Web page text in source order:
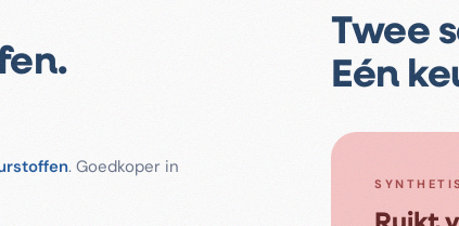
. Goedkoper in
Twee
Eén